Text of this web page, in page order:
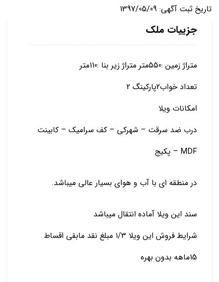
تاریخ ثبت آگهی: 1397/05/09
جزییات ملک
متراژ زمین :550متر متراژ زیر بنا :110متر
تعداد خواب2پارکینگ 2
امکانات ویلا
درب ضد سرقت – شهرکی – کف سرامیک – کابینت
MDF – پکیج
در منطقه ای با آب و هوای بسیار عالی میباشد.
سند این ویلا آماده انتقال میباشد
شرایط فروش این ویلا ۱/۳ مبلغ نقد مابقی اقساط
15ماهه بدون بهره